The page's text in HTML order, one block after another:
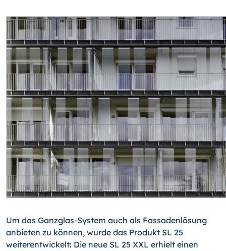
Um das Ganzglas-System auch als Fassadenlösung
anbieten zu können, wurde das Produkt SL 25
weiterentwickelt: Die neue SL 25 XXL erhielt einen